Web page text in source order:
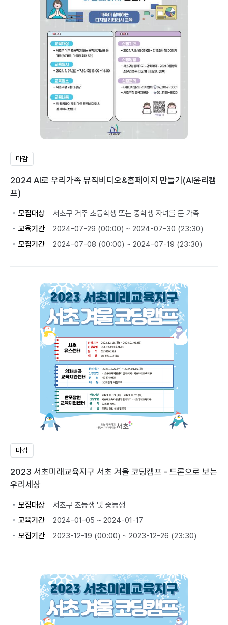
마감
2024 AI로 우리가족 뮤직비디오&홈페이지 만들기(AI윤리캠
프)
모집대상
서초구 거주 초등학생 또는 중학생 자녀를 둔 가족
교육기간
2024-07-29 (00:00) ~ 2024-07-30 (23:30)
모집기간
2024-07-08 (00:00) ~ 2024-07-19 (23:30)
마감
2023 서초미래교육지구 서초 겨울 코딩캠프 - 드론으로 보는
우리세상
모집대상
서초구 초등생 및 중등생
교육기간
2024-01-05 ~ 2024-01-17
모집기간
2023-12-19 (00:00) ~ 2023-12-26 (23:30)